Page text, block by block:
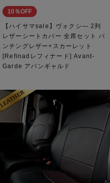
10％OFF
【ハイサマsale】ヴォクシ― 2列
レザーシートカバー 全席セット パ
ンチングレザー+スカーレット
[Refinadレフィナード] Avant-
Garde アバンギャルド